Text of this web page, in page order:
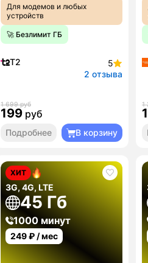
Для модемов и любых
устройств
🚀 Безлимит ГБ
T2
5
2 отзыва
1 699 руб
199 руб
Подробнее В корзину
1
ХИТ
3G, 4G, LTE
45 Гб
1000 минут
249₽ / мес